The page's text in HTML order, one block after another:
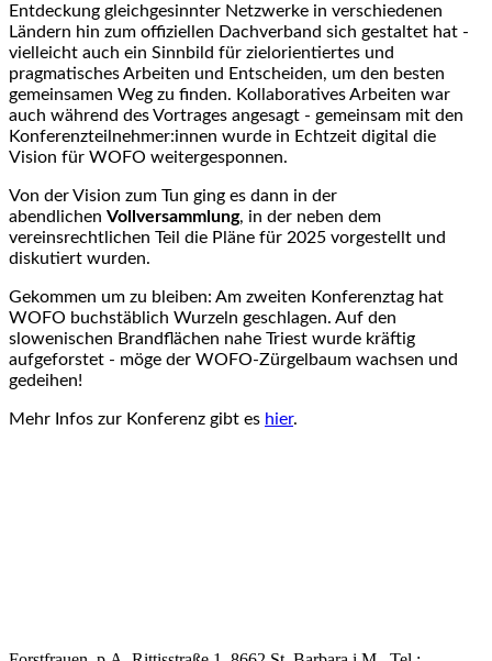
Entdeckung gleichgesinnter Netzwerke in verschiedenen
Ländern hin zum offiziellen Dachverband sich gestaltet hat -
vielleicht auch ein Sinnbild für zielorientiertes und
pragmatisches Arbeiten und Entscheiden, um den besten
gemeinsamen Weg zu finden. Kollaboratives Arbeiten war
auch während des Vortrages angesagt - gemeinsam mit den
Konferenzteilnehmer:innen wurde in Echtzeit digital die
Vision für WOFO weitergesponnen.
Von der Vision zum Tun ging es dann in der
abendlichen Vollversammlung, in der neben dem
vereinsrechtlichen Teil die Pläne für 2025 vorgestellt und
diskutiert wurden.
Gekommen um zu bleiben: Am zweiten Konferenztag hat
WOFO buchstäblich Wurzeln geschlagen. Auf den
slowenischen Brandflächen nahe Triest wurde kräftig
aufgeforstet - möge der WOFO-Zürgelbaum wachsen und
gedeihen!
Mehr Infos zur Konferenz gibt es hier.